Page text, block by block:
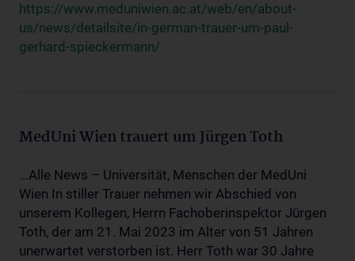
https://www.meduniwien.ac.at/web/en/about-
us/news/detailsite/in-german-trauer-um-paul-
gerhard-spieckermann/
MedUni Wien trauert um Jürgen Toth
...Alle News – Universität, Menschen der MedUni
Wien In stiller Trauer nehmen wir Abschied von
unserem Kollegen, Herrn Fachoberinspektor Jürgen
Toth, der am 21. Mai 2023 im Alter von 51 Jahren
unerwartet verstorben ist. Herr Toth war 30 Jahre